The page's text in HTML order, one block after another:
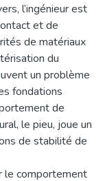
l’ingénieur est
et de
de matériaux
du
un problème
fondations
de
le pieu, joue un
de stabilité de
le comportement